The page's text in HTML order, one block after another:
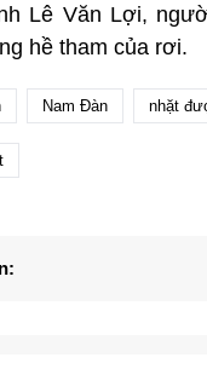
Lê Văn Lợi,
hề tham của rơi.
Nam Đàn nhặt